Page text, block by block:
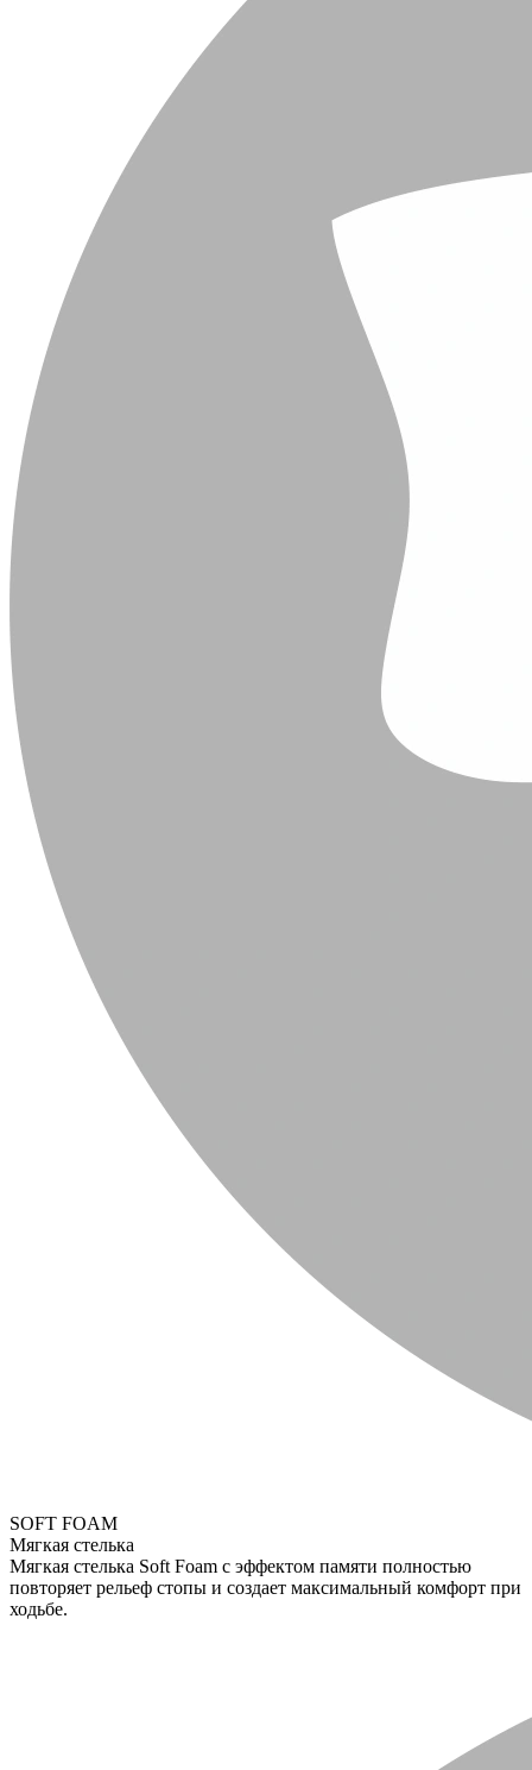
SOFT FOAM
Мягкая стелька
Мягкая стелька Soft Foam с эффектом памяти полностью
повторяет рельеф стопы и создает максимальный комфорт при
ходьбе.